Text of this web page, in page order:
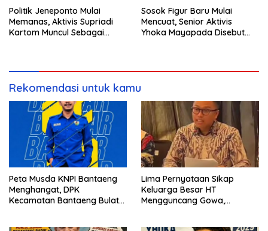
Politik Jeneponto Mulai
Memanas, Aktivis Supriadi
Kartom Muncul Sebagai
Sosok Figur Baru Mulai
Mencuat, Senior Aktivis
Yhoka Mayapada Disebut
Rekomendasi untuk kamu
Peta Musda KNPI Bantaeng
Menghangat, DPK
Kecamatan Bantaeng Bulat
Lima Pernyataan Sikap
Keluarga Besar HT
Mengguncang Gowa,